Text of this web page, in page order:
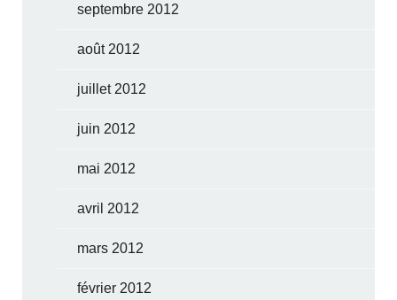
septembre 2012
août 2012
juillet 2012
juin 2012
mai 2012
avril 2012
mars 2012
février 2012